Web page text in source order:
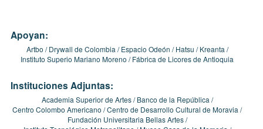
Apoyan:
Artbo Drywall de Colombia Espacio Odeón Hatsu
Kreanta
Instituto Superio Mariano Moreno
Fábrica de Licores de Antioquia
Instituciones Adjuntas:
Academia Superior de Artes
Banco de la República
Centro Colombo Americano Centro de Desarrollo Cultural de Moravia
Fundación Universitaria Bellas Artes